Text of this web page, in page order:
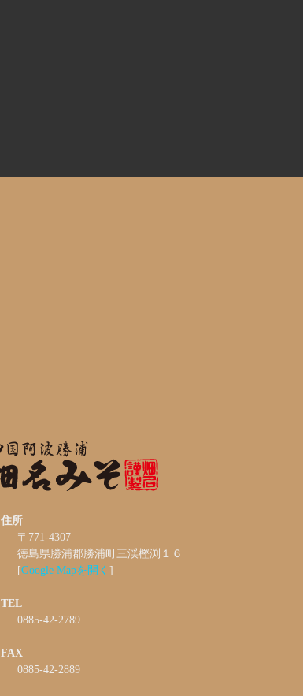
住所
〒771-4307
徳島県勝浦郡勝浦町三渓樫渕１６
[Google Mapを開く ]
TEL
0885-42-2789
FAX
0885-42-2889